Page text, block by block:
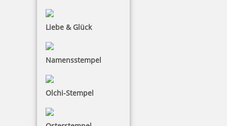
Liebe & Glück
Namensstempel
Olchi-Stempel
14,60 €
inkl. 10 % Rabatt1,62 €